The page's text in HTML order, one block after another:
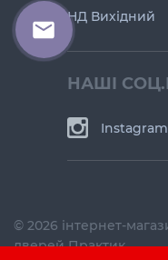
НД Вихідний
НАШІ
Instagram
© 2026 інтернет-
дверей Практик